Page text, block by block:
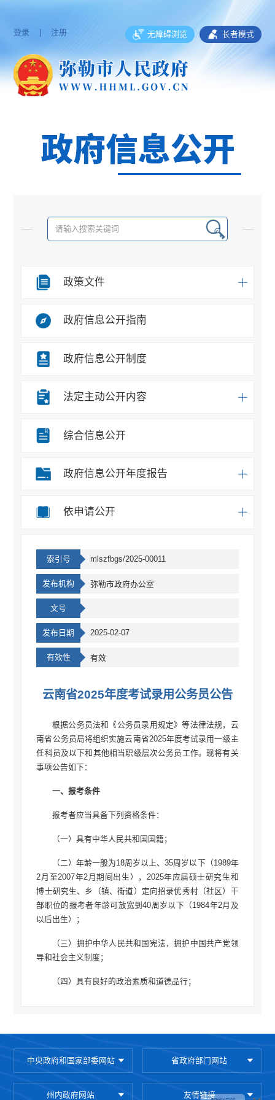
登录 | 注册 无障碍浏览 长者模式
政策文件
政府信息公开指南
政府信息公开制度
法定主动公开内容
综合信息公开
政府信息公开年度报告
依申请公开
索引号 mlszfbgs/2025-00011
发布机构 弥勒市政府办公室
文号
发布日期 2025-02-07
有效性 有效
云南省2025年度考试录用公务员公告
根据公务员法和《公务员录用规定》等法律法规，云
南省公务员局将组织实施云南省2025年度考试录用一级主
任科员及以下和其他相当职级层次公务员工作。现将有关
事项公告如下：
一、报考条件
报考者应当具备下列资格条件：
（一）具有中华人民共和国国籍；
（二）年龄一般为18周岁以上、35周岁以下（1989年
2月至2007年2月期间出生），2025年应届硕士研究生和
博士研究生、乡（镇、街道）定向招录优秀村（社区）干
部职位的报考者年龄可放宽到40周岁以下（1984年2月及
以后出生）；
（三）拥护中华人民共和国宪法，拥护中国共产党领
导和社会主义制度；
（四）具有良好的政治素质和道德品行；
中央政府和国家部委网站 省政府部门网站
州内政府网站 友情链接